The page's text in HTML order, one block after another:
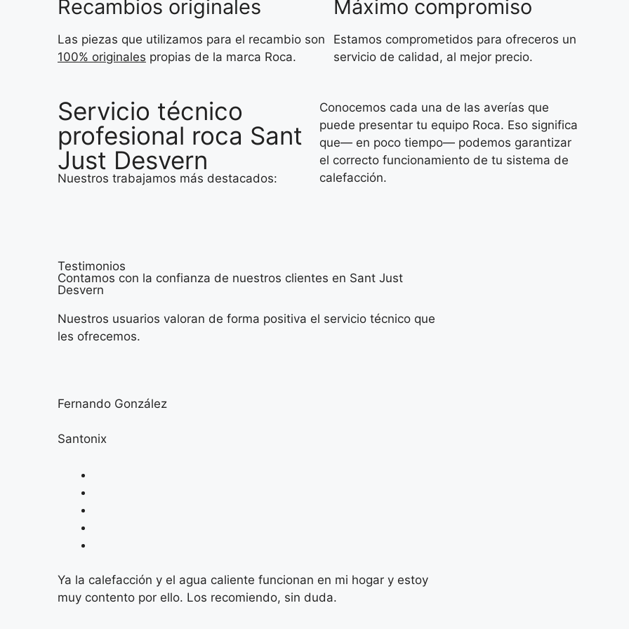
Recambios originales
Las piezas que utilizamos para el recambio son
100% originales propias de la marca Roca.
Máximo compromiso
Estamos comprometidos para ofreceros un
servicio de calidad, al mejor precio.
Servicio técnico
profesional roca Sant
Just Desvern
Nuestros trabajamos más destacados:
Conocemos cada una de las averías que
puede presentar tu equipo Roca. Eso significa
que— en poco tiempo— podemos garantizar
el correcto funcionamiento de tu sistema de
calefacción.
Testimonios
Contamos con la confianza de nuestros clientes en Sant Just
Desvern
Nuestros usuarios valoran de forma positiva el servicio técnico que
les ofrecemos.
Fernando González
Santonix
Ya la calefacción y el agua caliente funcionan en mi hogar y estoy
muy contento por ello. Los recomiendo, sin duda.